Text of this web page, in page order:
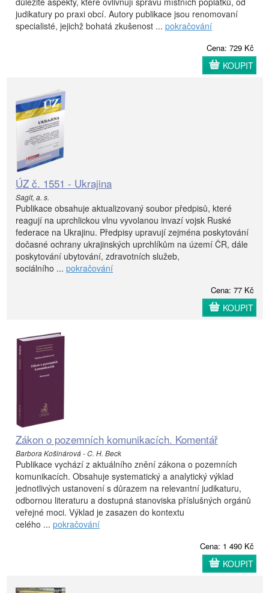
judikatury po praxi obcí. Autory publikace jsou renomovaní
specialisté, jejichž bohatá zkušenost ... pokračování
Cena: 729 Kč
KOUPIT
ÚZ č. 1551 - Ukrajina
Sagit, a. s.
Publikace obsahuje aktualizovaný soubor předpisů, které
reagují na uprchlickou vlnu vyvolanou invazí vojsk Ruské
federace na Ukrajinu. Předpisy upravují zejména poskytování
dočasné ochrany ukrajinských uprchlíkům na území ČR, dále
poskytování ubytování, zdravotních služeb,
sociálního ... pokračování
Cena: 77 Kč
KOUPIT
Zákon o pozemních komunikacích. Komentář
Barbora Košinárová - C. H. Beck
Publikace vychází z aktuálního znění zákona o pozemních
komunikacích. Obsahuje systematický a analytický výklad
jednotlivých ustanovení s důrazem na relevantní judikaturu,
odbornou literaturu a dostupná stanoviska příslušných orgánů
veřejné moci. Výklad je zasazen do kontextu
celého ... pokračování
Cena: 1 490 Kč
KOUPIT